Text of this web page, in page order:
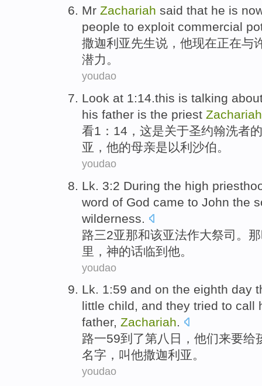
Mr Zachariah said that he is
people to exploit commercial
撒迦利亚先生说 ， 他现在正在与
潜力 。
youdao
Look at 1:14.this is talking
his father is the priest Zachariah
看1：14，这是关于圣约翰洗者的
亚 ，他的母亲是以利沙伯。
youdao
Lk . 3:2 During the high
word of God came to John the
wilderness
路三2亚那和该亚法作大祭司 。
里 ， 神的话临到他。
youdao
Lk. 1:59 and on the eighth day
little child, and they tried to call
father, Zachariah.
路一59到了第八 日 ， 他们来要给
名字 ， 叫他撒迦利亚。
youdao